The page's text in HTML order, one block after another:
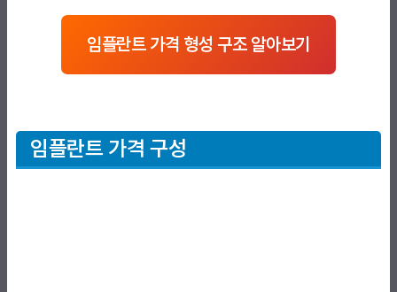
임플란트 가격 형성 구조 알아보기
임플란트 가격 구성